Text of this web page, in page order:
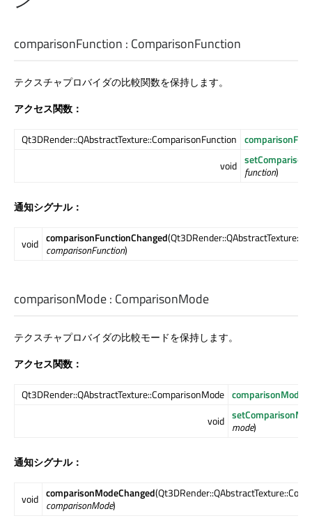
comparisonFunction : ComparisonFunction
テクスチャプロバイダの比較関数を保持します。
アクセス関数：
Qt3DRender::QAbstractTexture::ComparisonFunction
void function)
通知シグナル：
void comparisonFunctionChanged
comparisonFunction)
comparisonMode: ComparisonMode
テクスチャプロバイダの比較モードを保持します。
アクセス関数：
Qt3DRender::QAbstractTexture::ComparisonMode comparisonMode
void mode)
通知シグナル：
void comparisonModeChanged
comparisonMode)